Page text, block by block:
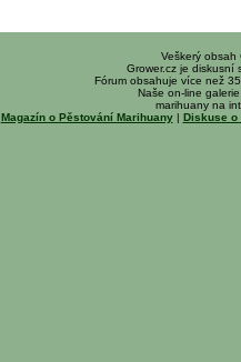
Veškerý obsah
Grower.cz je diskusní
Fórum obsahuje více než
Naše on-line
marihuany na
Magazín o Pěstování Marihuany| Diskuse o